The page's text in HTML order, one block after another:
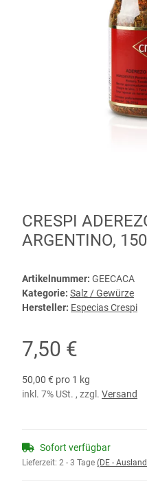
CRESPI
ARGENTINO,
Artikelnummer: GEECACA
Kategorie: Salz / Gewürze
Hersteller: Especias Crespi
7,50 €
50,00 € pro 1 kg
inkl. 7% USt. , zzgl. Versand
Sofort verfügbar
Lieferzeit: 2 - 3 Tage (DE -